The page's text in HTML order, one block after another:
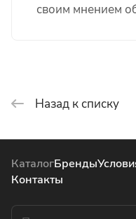
своим мнением
Назад к списку
КаталогБренды
Контакты